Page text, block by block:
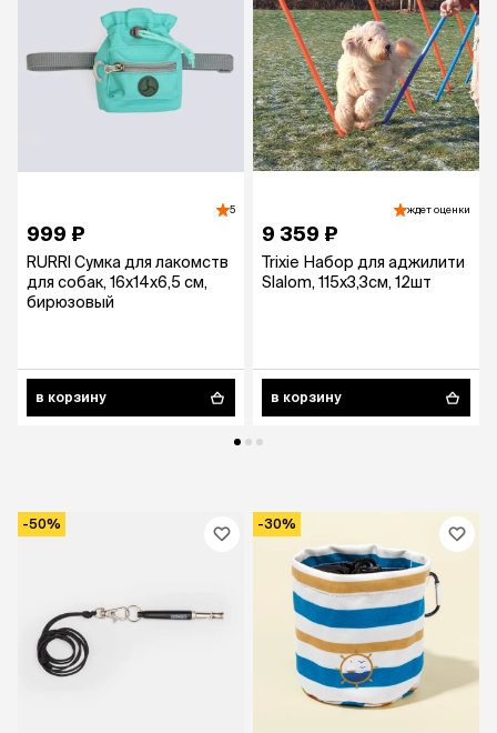
5
999 ₽
RURRI Сумка для лакомств
для собак, 16х14х6,5 см,
бирюзовый
в корзину
ждет оценки
9 359 ₽
Trixie Набор для аджилити
Slalom, 115х3,3см, 12шт
в корзину
-50% -30%